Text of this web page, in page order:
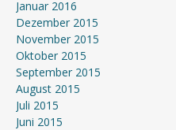
Januar 2016
Dezember 2015
November 2015
Oktober 2015
September 2015
August 2015
Juli 2015
Juni 2015